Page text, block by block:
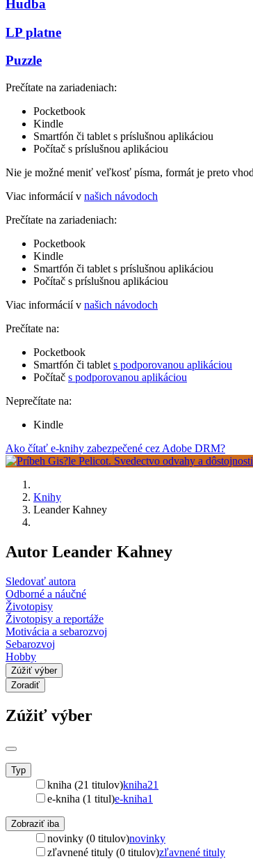
Hudba
LP platne
Puzzle
Prečítate na zariadeniach:
Pocketbook
Kindle
Smartfón či tablet s príslušnou aplikáciou
Počítač s príslušnou aplikáciou
Nie je možné meniť veľkosť písma, formát je preto
Viac informácií v našich návodoch
Prečítate na zariadeniach:
Pocketbook
Kindle
Smartfón či tablet s príslušnou aplikáciou
Počítač s príslušnou aplikáciou
Viac informácií v našich návodoch
Prečítate na:
Pocketbook
Smartfón či tablet s podporovanou aplikáciou
Počítač s podporovanou aplikáciou
Neprečítate na:
Kindle
Ako čítať e-knihy zabezpečené cez Adobe DRM?
Knihy
Leander Kahney
Autor Leander Kahney
Sledovať autora
Odborné a náučné
Životopisy
Životopisy a reportáže
Motivácia a sebarozvoj
Sebarozvoj
Hobby
Zúžiť výber
Zoradiť
Zúžiť výber
Typ
kniha (21 titulov)kniha21
e-kniha (1 titul)e-kniha1
Zobraziť iba
novinky (0 titulov)novinky
zľavnené tituly (0 titulov)zľavnené tituly